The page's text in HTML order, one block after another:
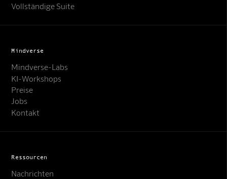
Vollständige Suite
Mindverse
Mindverse-Labs
KI-Workshops
Preise
Jobs
Kontakt
Ressourcen
Nachrichten